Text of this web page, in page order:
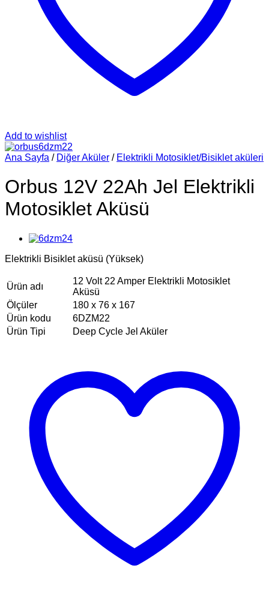
Add to wishlist
Ana Sayfa / Diğer Aküler / Elektrikli Motosiklet/Bisiklet aküleri
Orbus 12V 22Ah Jel Elektrikli
Motosiklet Aküsü
Elektrikli Bisiklet aküsü (Yüksek)
Ürün adı
12 Volt 22 Amper Elektrikli Motosiklet
Aküsü
Ölçüler
180 x 76 x 167
Ürün kodu
6DZM22
Ürün Tipi
Deep Cycle Jel Aküler